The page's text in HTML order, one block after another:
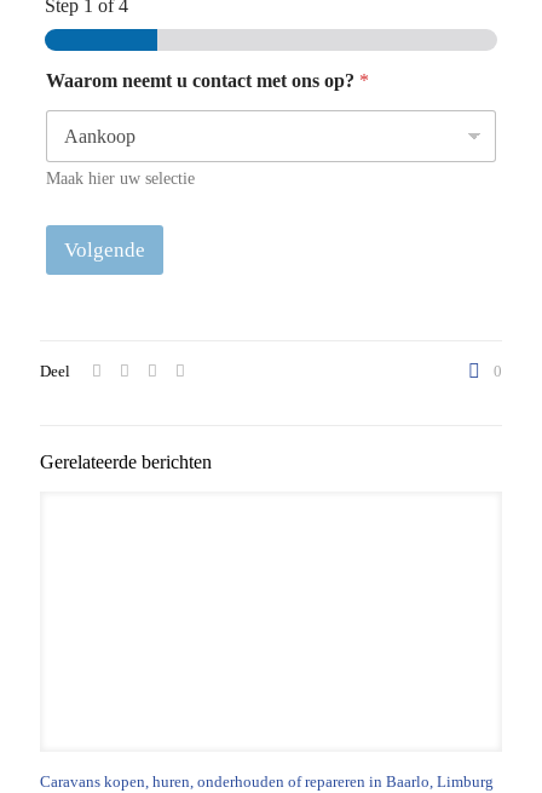
Step 1 of 4
Waarom neemt u contact met ons op? *
Maak hier uw selectie
Volgende
Deel 0
Gerelateerde berichten
Caravans kopen, huren, onderhouden of repareren in Baarlo, Limburg